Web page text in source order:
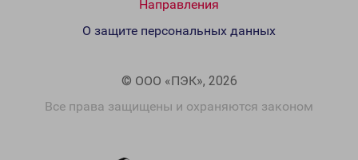
Направления
© ООО «ПЭК», 2026
Все права защищены и охраняются законом
О защите персональных данных